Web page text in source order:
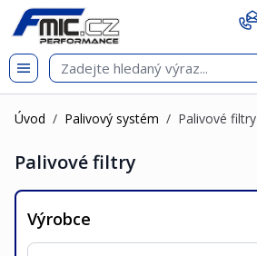
Přejít na obsah
git s
Úvod / Palivový systém / Palivové filtry
Palivové filtry
Výrobce